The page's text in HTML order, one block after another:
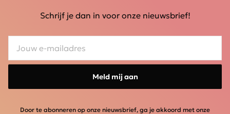
Schrijf je dan in voor onze nieuwsbrief!
Meld mij aan
Door te abonneren op onze nieuwsbrief, ga je akkoord met onze